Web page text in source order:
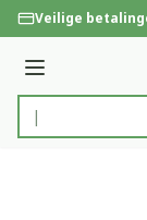
Ga naar de
Veilige
Menu
Product,